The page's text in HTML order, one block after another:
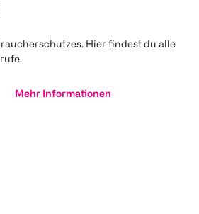
Hier findest du alle
Mehr Informationen